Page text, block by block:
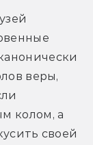
веры,
колом, а
своей